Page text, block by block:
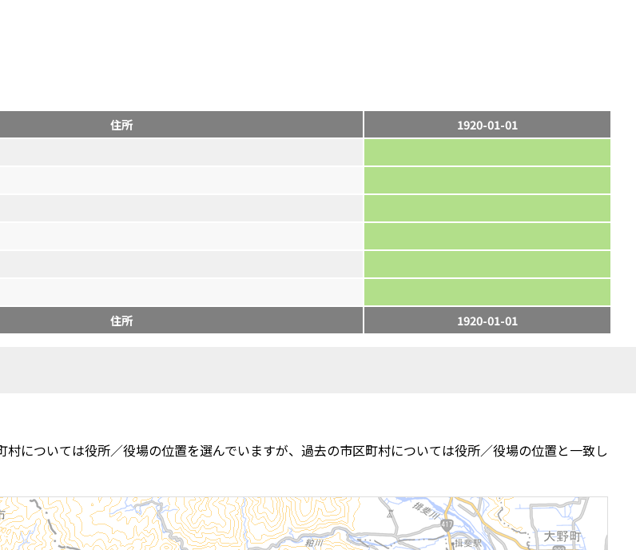
住所
1920-01-01
住所 1920-01-01
村については役所／役場の位置を選んでいますが、過去の市区町村については役所／役場の位置と一致し